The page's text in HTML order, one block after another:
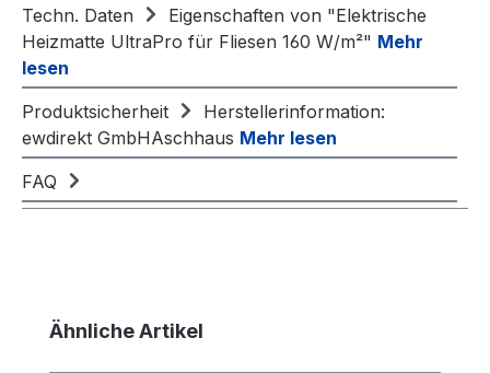
Techn. Daten
Eigenschaften von "Elektrische
Heizmatte UltraPro für Fliesen 160 W/m²" Mehr
lesen
Produktsicherheit
Herstellerinformation:
ewdirekt GmbHAschhaus Mehr lesen
FAQ
Produktgalerie überspringen
Ähnliche Artikel